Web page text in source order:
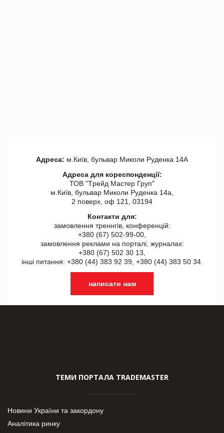
Адреса: м.Київ, бульвар Миколи Руденка 14А
Адреса для кореспонденції:
ТОВ "Tрейд Мастер Груп"
м.Київ, бульвар Миколи Руденка 14а,
2 поверх, оф 121, 03194
Контакти для:
замовлення треннгів, конференцій:
+380 (67) 502-99-00,
замовлення реклами на порталі, журналах:
+380 (67) 502 30 13,
інші питання: +380 (44) 383 92 39, +380 (44) 383 50 34.
написати нам
ТЕМИ ПОРТАЛА TRADEMASTER
Новини України та закордону
Аналітика ринку